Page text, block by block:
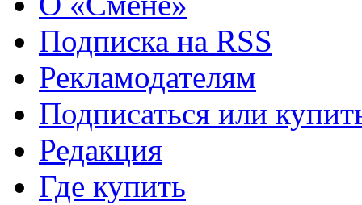
Подписка на RSS
Рекламодателям
Подписаться или
Редакция
Где купить